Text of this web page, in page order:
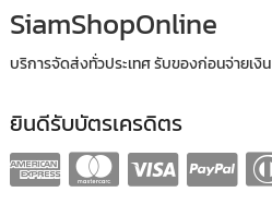
SiamShopOnline
บริการจัดส่งทั่วประเทศ รับของก่อนจ่ายเงิน
ยินดีรับบัตรเครดิตร